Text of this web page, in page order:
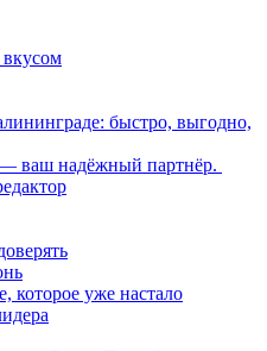
быстро, выгодно,
ваш надёжный партнёр.
уже настало